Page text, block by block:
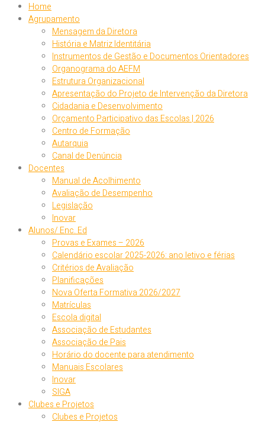
Home
Agrupamento
Mensagem da Diretora
História e Matriz Identitária
Instrumentos de Gestão e Documentos Orientadores
Organograma do AEFM
Estrutura Organizacional
Apresentação do Projeto de Intervenção da Diretora
Cidadania e Desenvolvimento
Orçamento Participativo das Escolas | 2026
Centro de Formação
Autarquia
Canal de Denúncia
Docentes
Manual de Acolhimento
Avaliação de Desempenho
Legislação
Inovar
Alunos/ Enc. Ed
Provas e Exames – 2026
Calendário escolar 2025-2026: ano letivo e férias
Critérios de Avaliação
Planificações
Nova Oferta Formativa 2026/2027
Matrículas
Escola digital
Associação de Estudantes
Associação de Pais
Horário do docente para atendimento
Manuais Escolares
Inovar
SIGA
Clubes e Projetos
Clubes e Projetos